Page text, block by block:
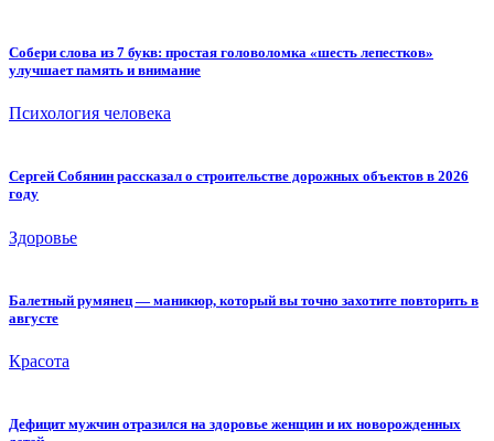
Собери слова из 7 букв: простая головоломка «шесть лепестков»
улучшает память и внимание
Психология человека
Сергей Собянин рассказал о строительстве дорожных объектов в 2026
году
Здоровье
Балетный румянец — маникюр, который вы точно захотите повторить в
августе
Красота
Дефицит мужчин отразился на здоровье женщин и их новорожденных